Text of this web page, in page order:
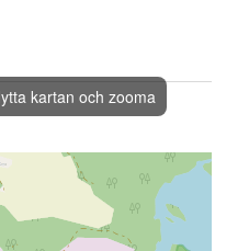
kartan och zooma